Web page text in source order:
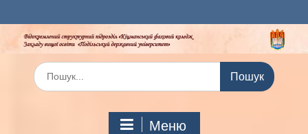
до
вмісту
Шукати:
Меню